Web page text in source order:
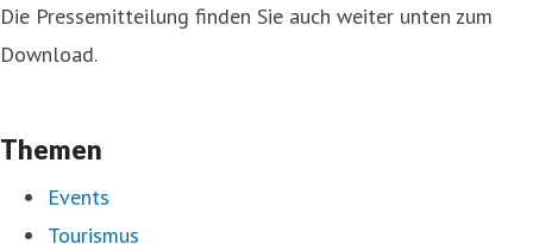
Die Pressemitteilung finden Sie auch weiter unten zum
Download.
Themen
Events
Tourismus